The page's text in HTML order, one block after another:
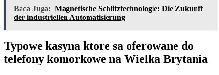
Baca Juga: Magnetische Schlitztechnologie: Die Zukunft
der industriellen Automatisierung
Typowe kasyna ktore sa oferowane do
telefony komorkowe na Wielka Brytania